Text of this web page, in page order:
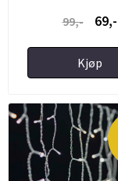
99,-
69,-
Kjøp